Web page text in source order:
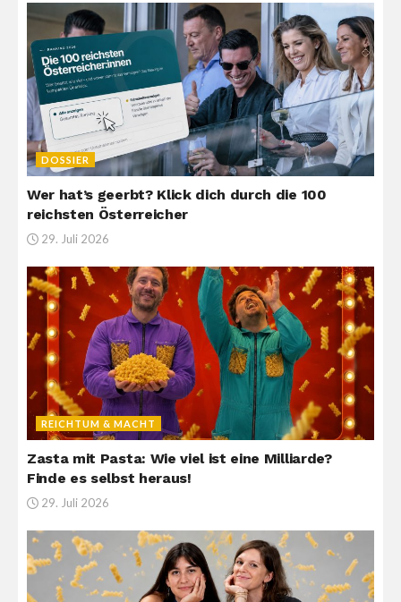
DOSSIER
Wer hat’s geerbt? Klick dich durch die 100
reichsten Österreicher
29. Juli 2026
REICHTUM & MACHT
Zasta mit Pasta: Wie viel ist eine Milliarde?
Finde es selbst heraus!
29. Juli 2026